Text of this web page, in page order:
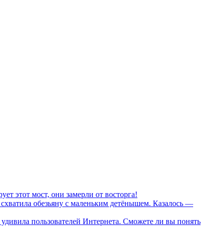
этот мост, они замерли от восторга!
обезьяну с маленьким детёнышем. Казалось —
пользователей Интернета. Сможете ли вы понять